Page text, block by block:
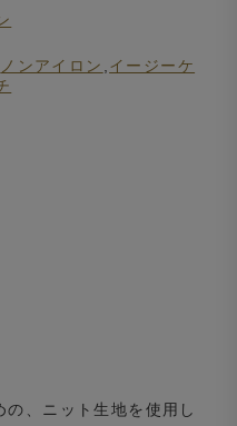
ノンアイロン イージーケ
、ニット生地を使用し